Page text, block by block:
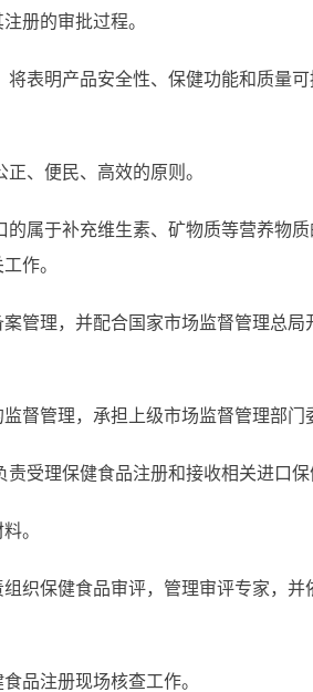
册的审批过程。
将表明产品安全性、保健功能和质量
、便民、高效的原则。
属于补充维生素、矿物质等营养物
作。
管理，并配合国家市场监督管理总
督管理，承担上级市场监督管理部门
受理保健食品注册和接收相关进口保
。
织保健食品审评，管理审评专家，
品注册现场核查工作。